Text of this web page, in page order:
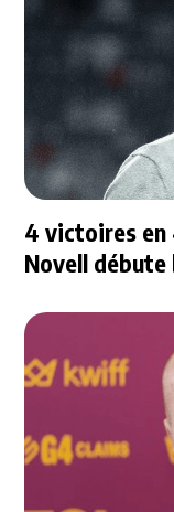
4 victoires en
Novell débute